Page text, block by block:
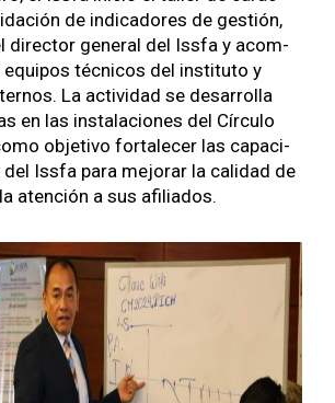
de indi­cadores de gestión,
direc­tor gen­er­al del Iss­fa y acom­
equipos téc­ni­cos del insti­tu­to y
La activi­dad se desar­rol­la
en las insta­la­ciones del Cír­cu­lo
obje­ti­vo for­t­ale­cer las capaci­
Iss­fa para mejo­rar la cal­i­dad de
aten­ción a sus afil­i­a­dos.